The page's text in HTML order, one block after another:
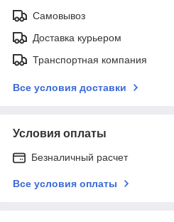
Самовывоз
Доставка курьером
Транспортная компания
Все условия доставки
Условия оплаты
Безналичный расчет
Все условия оплаты